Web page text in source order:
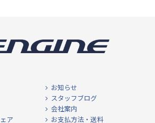
ア
お知らせ
スタッフブログ
会社案内
お支払方法・送料